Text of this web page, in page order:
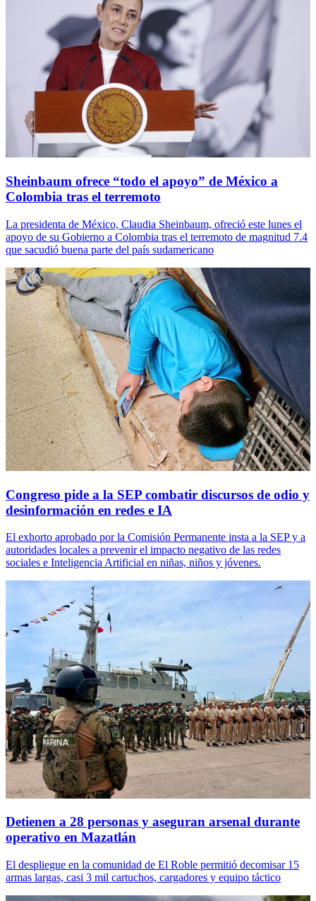
Sheinbaum ofrece “todo el apoyo” de México a
Colombia tras el terremoto
La presidenta de México, Claudia Sheinbaum, ofreció este lunes el
apoyo de su Gobierno a Colombia tras el terremoto de magnitud 7.4
que sacudió buena parte del país sudamericano
Congreso pide a la SEP combatir discursos de odio y
desinformación en redes e IA
El exhorto aprobado por la Comisión Permanente insta a la SEP y a
autoridades locales a prevenir el impacto negativo de las redes
sociales e Inteligencia Artificial en niñas, niños y jóvenes.
Detienen a 28 personas y aseguran arsenal durante
operativo en Mazatlán
El despliegue en la comunidad de El Roble permitió decomisar 15
armas largas, casi 3 mil cartuchos, cargadores y equipo táctico